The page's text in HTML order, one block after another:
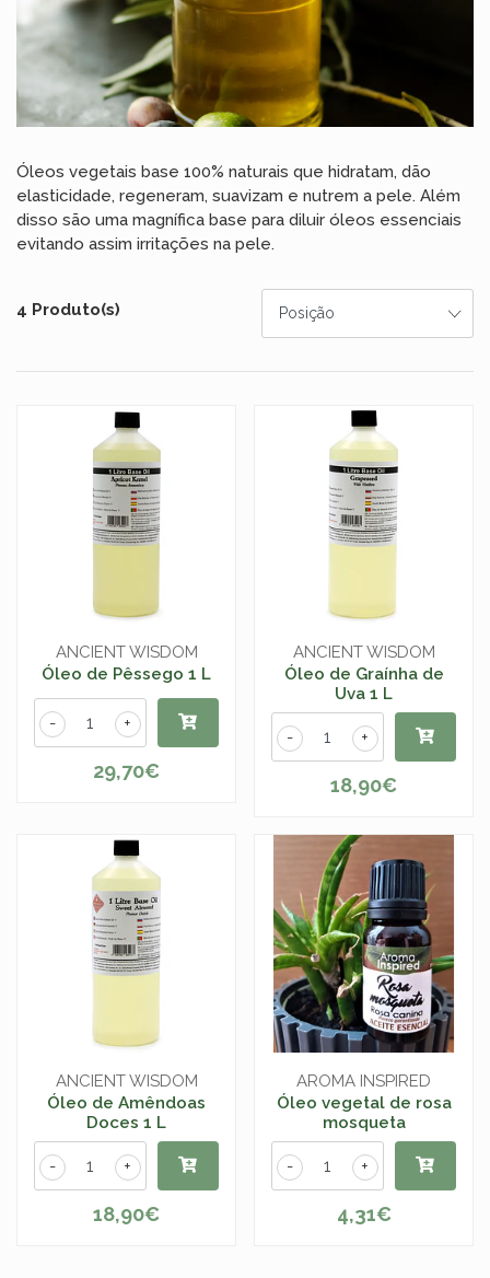
Óleos vegetais base 100% naturais que hidratam, dão
elasticidade, regeneram, suavizam e nutrem a pele. Além
disso são uma magnífica base para diluir óleos essenciais
evitando assim irritações na pele.
4 Produto(s)
ANCIENT WISDOM
Óleo de Pêssego 1 L
+
-
29,70€
ANCIENT WISDOM
Óleo de Graínha de
Uva 1 L
+
-
18,90€
ANCIENT WISDOM
Óleo de Amêndoas
Doces 1 L
+
-
18,90€
AROMA INSPIRED
Óleo vegetal de rosa
mosqueta
+
-
4,31€